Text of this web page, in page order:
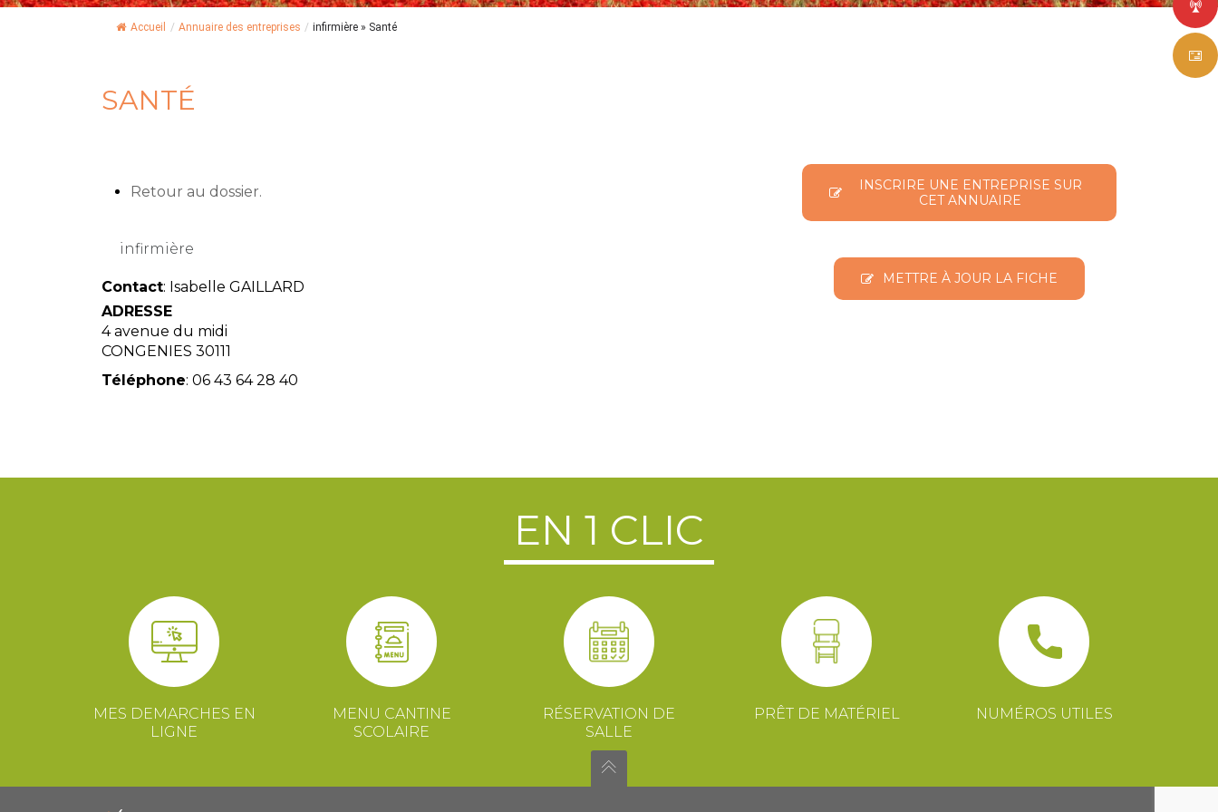
Accueil / Annuaire des entreprises / infirmière » Santé
SANTÉ
Retour au dossier.
infirmière
Contact: Isabelle GAILLARD
ADRESSE
4 avenue du midi
CONGENIES 30111
Téléphone: 06 43 64 28 40
INSCRIRE UNE ENTREPRISE SUR
CET ANNUAIRE
METTRE À JOUR LA FICHE
EN 1 CLIC
MES DEMARCHES EN
LIGNE
MENU CANTINE
SCOLAIRE
RÉSERVATION DE
SALLE
PRÊT DE MATÉRIEL NUMÉROS UTILES